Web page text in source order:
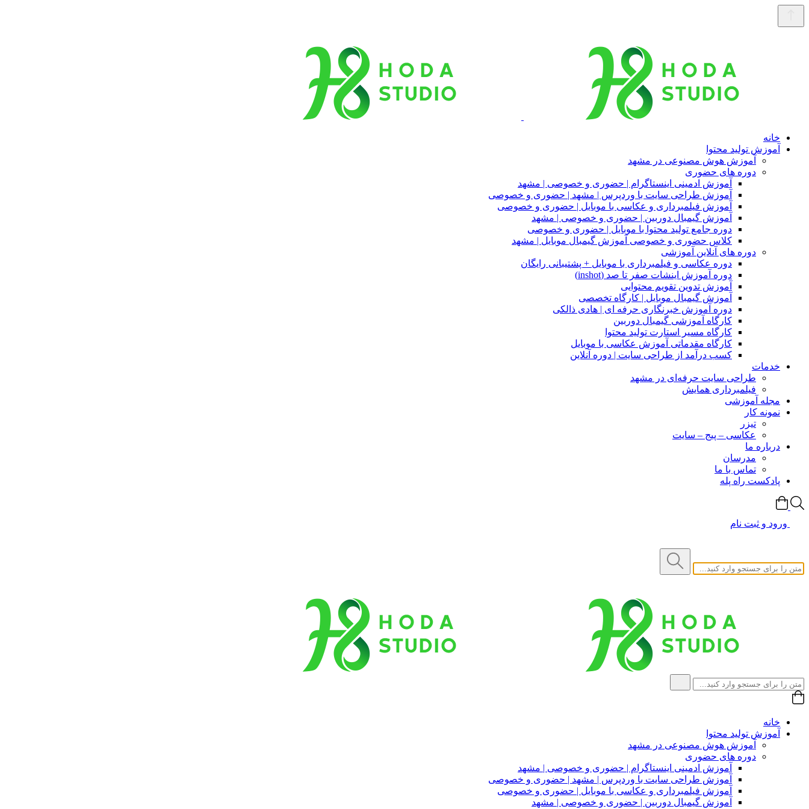
خانه
آموزش تولید محتوا
آموزش هوش مصنوعی در مشهد
دوره های حضوری
آموزش ادمینی اینستاگرام | حضوری و خصوصی | مشهد
آموزش طراحی سایت با وردپرس | مشهد | حضوری و خصوصی
آموزش فیلمبرداری و عکاسی با موبایل | حضوری و خصوصی
آموزش گیمبال دوربین | حضوری و خصوصی | مشهد
دوره جامع تولید محتوا با موبایل | حضوری و خصوصی
کلاس حضوری و خصوصی آموزش گیمبال موبایل | مشهد
دوره های آنلاین آموزشی
دوره عکاسی و فیلمبرداری با موبایل + پشتیبانی رایگان
دوره آموزش اینشات صفر تا صد (inshot)
آموزش تدوین تقویم محتوایی
آموزش گیمبال موبایل | کارگاه تخصصی
دوره آموزش خبرنگاری حرفه ای | هادی ذالکی
کارگاه آموزشی گیمبال دوربین
کارگاه مسیر استارت تولید محتوا
کارگاه مقدماتی آموزش عکاسی با موبایل
کسب درآمد از طراحی سایت | دوره آنلاین
خدمات
طراحی سایت حرفه‌ای در مشهد
فیلمبرداری همایش
مجله آموزشی
نمونه کار
تیزر
عکاسی – پیج – سایت
درباره ما
مدرسان
تماس با ما
پادکست راه پله
ورود و ثبت نام
خانه
آموزش تولید محتوا
آموزش هوش مصنوعی در مشهد
دوره های حضوری
آموزش ادمینی اینستاگرام | حضوری و خصوصی | مشهد
آموزش طراحی سایت با وردپرس | مشهد | حضوری و خصوصی
آموزش فیلمبرداری و عکاسی با موبایل | حضوری و خصوصی
آموزش گیمبال دوربین | حضوری و خصوصی | مشهد